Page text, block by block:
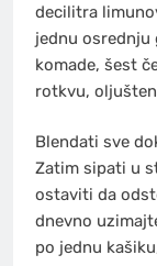
decilitra
jednu osrednju
komade, šest
rotkvu,
Blendati sve
Zatim sipati u
ostaviti da
dnevno
po jednu